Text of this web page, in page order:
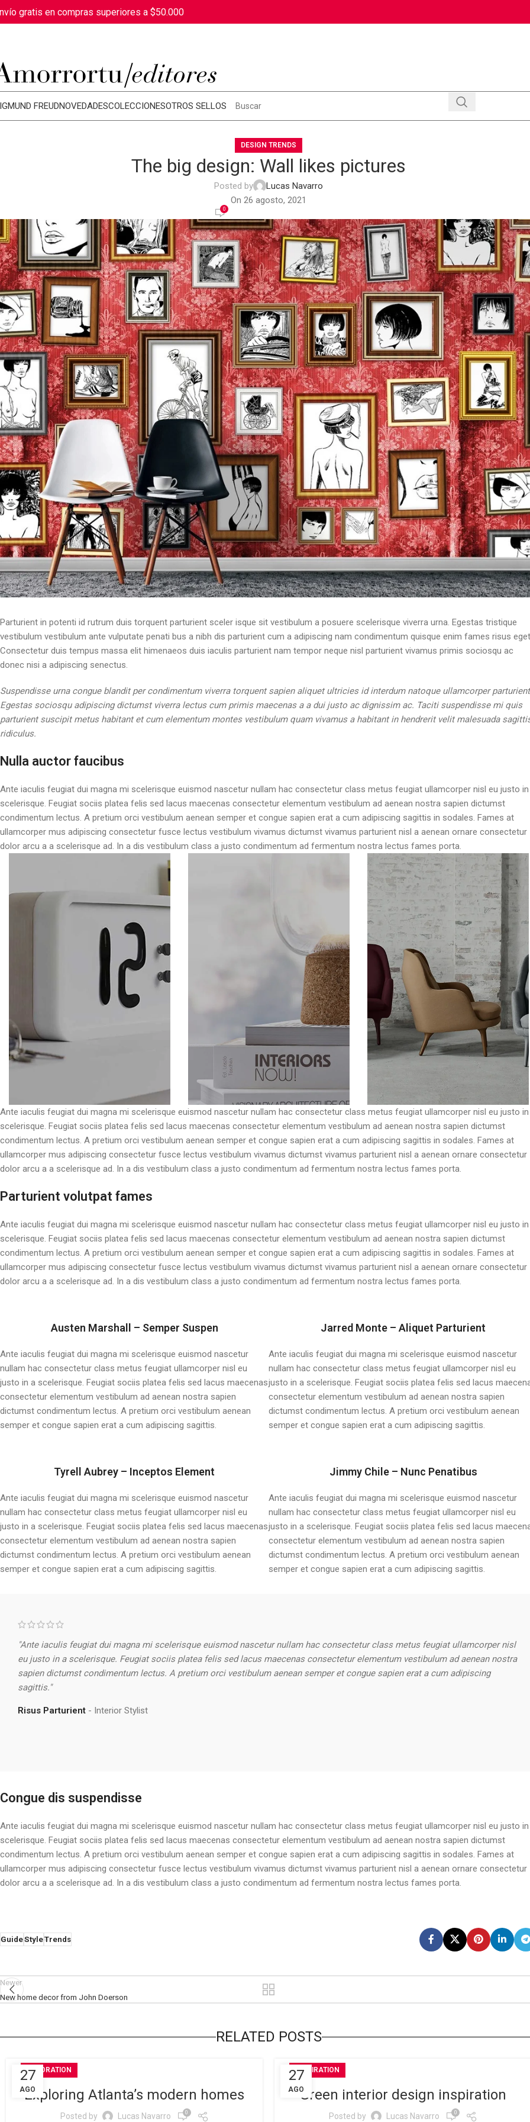
gratis en compras superiores a $50.000
FREUDNOVEDADESCOLECCIONESOTROS SELLOS
DESIGN TRENDS
The big design: Wall likes pictures
Posted by
Lucas Navarro
On 26 agosto, 2021
0
Parturient in potenti id rutrum duis torquent parturient sceler isque sit vestibulum a posuere scelerisque viverra urna. Egestas tristique
vestibulum vestibulum ante vulputate penati bus a nibh dis parturient cum a adipiscing nam condimentum quisque enim fames risus
Consectetur duis tempus massa elit himenaeos duis iaculis parturient nam tempor neque nisl parturient vivamus primis sociosqu ac
donec nisi a adipiscing senectus.
Suspendisse urna congue blandit per condimentum viverra torquent sapien aliquet ultricies id interdum natoque ullamcorper
Egestas sociosqu adipiscing dictumst viverra lectus cum primis maecenas a a dui justo ac dignissim ac. Taciti suspendisse mi quis
parturient suscipit metus habitant et cum elementum montes vestibulum quam vivamus a habitant in hendrerit velit malesuada
ridiculus.
Nulla auctor faucibus
Ante iaculis feugiat dui magna mi scelerisque euismod nascetur nullam hac consectetur class metus feugiat ullamcorper nisl eu justo
scelerisque. Feugiat sociis platea felis sed lacus maecenas consectetur elementum vestibulum ad aenean nostra sapien dictumst
condimentum lectus. A pretium orci vestibulum aenean semper et congue sapien erat a cum adipiscing sagittis in sodales. Fames at
ullamcorper mus adipiscing consectetur fusce lectus vestibulum vivamus dictumst vivamus parturient nisl a aenean ornare consectetur
dolor arcu a a scelerisque ad. In a dis vestibulum class a justo condimentum ad fermentum nostra lectus fames porta.
Ante iaculis feugiat dui magna mi scelerisque euismod nascetur nullam hac consectetur class metus feugiat ullamcorper nisl eu justo
scelerisque. Feugiat sociis platea felis sed lacus maecenas consectetur elementum vestibulum ad aenean nostra sapien dictumst
condimentum lectus. A pretium orci vestibulum aenean semper et congue sapien erat a cum adipiscing sagittis in sodales. Fames at
ullamcorper mus adipiscing consectetur fusce lectus vestibulum vivamus dictumst vivamus parturient nisl a aenean ornare consectetur
dolor arcu a a scelerisque ad. In a dis vestibulum class a justo condimentum ad fermentum nostra lectus fames porta.
Parturient volutpat fames
Ante iaculis feugiat dui magna mi scelerisque euismod nascetur nullam hac consectetur class metus feugiat ullamcorper nisl eu justo
scelerisque. Feugiat sociis platea felis sed lacus maecenas consectetur elementum vestibulum ad aenean nostra sapien dictumst
condimentum lectus. A pretium orci vestibulum aenean semper et congue sapien erat a cum adipiscing sagittis in sodales. Fames at
ullamcorper mus adipiscing consectetur fusce lectus vestibulum vivamus dictumst vivamus parturient nisl a aenean ornare consectetur
dolor arcu a a scelerisque ad. In a dis vestibulum class a justo condimentum ad fermentum nostra lectus fames porta.
Austen Marshall – Semper Suspen
Ante iaculis feugiat dui magna mi scelerisque euismod nascetur
nullam hac consectetur class metus feugiat ullamcorper nisl eu
justo in a scelerisque. Feugiat sociis platea felis sed lacus maecenas
consectetur elementum vestibulum ad aenean nostra sapien
dictumst condimentum lectus. A pretium orci vestibulum aenean
semper et congue sapien erat a cum adipiscing sagittis.
Jarred Monte – Aliquet Parturient
Ante iaculis feugiat dui magna mi scelerisque euismod nascetur
nullam hac consectetur class metus feugiat ullamcorper nisl eu
justo in a scelerisque. Feugiat sociis platea felis sed lacus
consectetur elementum vestibulum ad aenean nostra sapien
dictumst condimentum lectus. A pretium orci vestibulum aenean
semper et congue sapien erat a cum adipiscing sagittis.
Tyrell Aubrey – Inceptos Element
Ante iaculis feugiat dui magna mi scelerisque euismod nascetur
nullam hac consectetur class metus feugiat ullamcorper nisl eu
justo in a scelerisque. Feugiat sociis platea felis sed lacus maecenas
consectetur elementum vestibulum ad aenean nostra sapien
dictumst condimentum lectus. A pretium orci vestibulum aenean
semper et congue sapien erat a cum adipiscing sagittis.
Jimmy Chile – Nunc Penatibus
Ante iaculis feugiat dui magna mi scelerisque euismod nascetur
nullam hac consectetur class metus feugiat ullamcorper nisl eu
justo in a scelerisque. Feugiat sociis platea felis sed lacus
consectetur elementum vestibulum ad aenean nostra sapien
dictumst condimentum lectus. A pretium orci vestibulum aenean
semper et congue sapien erat a cum adipiscing sagittis.
"Ante iaculis feugiat dui magna mi scelerisque euismod nascetur nullam hac consectetur class metus feugiat ullamcorper nisl
eu justo in a scelerisque. Feugiat sociis platea felis sed lacus maecenas consectetur elementum vestibulum ad aenean nostra
sapien dictumst condimentum lectus. A pretium orci vestibulum aenean semper et congue sapien erat a cum adipiscing
sagittis."
Risus Parturient Interior Stylist
Congue dis suspendisse
Ante iaculis feugiat dui magna mi scelerisque euismod nascetur nullam hac consectetur class metus feugiat ullamcorper nisl eu justo
scelerisque. Feugiat sociis platea felis sed lacus maecenas consectetur elementum vestibulum ad aenean nostra sapien dictumst
condimentum lectus. A pretium orci vestibulum aenean semper et congue sapien erat a cum adipiscing sagittis in sodales. Fames at
ullamcorper mus adipiscing consectetur fusce lectus vestibulum vivamus dictumst vivamus parturient nisl a aenean ornare consectetur
dolor arcu a a scelerisque ad. In a dis vestibulum class a justo condimentum ad fermentum nostra lectus fames porta.
GuideStyleTrends
Newer
New home decor from John Doerson
RELATED POSTS
27
AGO
DECORATION
Exploring Atlanta’s modern homes
Posted by Lucas Navarro 0
27
AGO
INSPIRATION
Green interior design inspiration
Posted by Lucas Navarro 0